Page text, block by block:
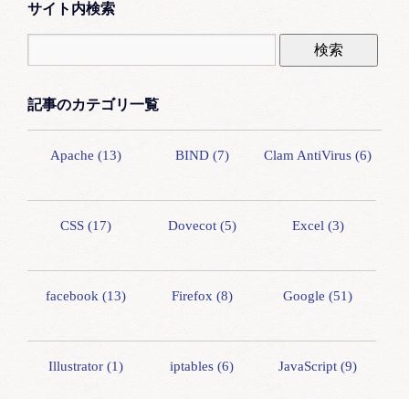
サイト内検索
記事のカテゴリ一覧
Apache (13) BIND (7) Clam AntiVirus (6)
CSS (17) Dovecot (5) Excel (3)
facebook (13) Firefox (8) Google (51)
Illustrator (1) iptables (6) JavaScript (9)